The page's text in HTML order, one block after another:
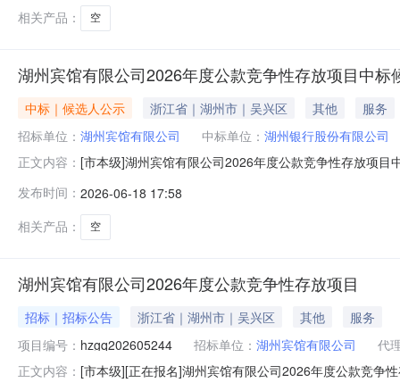
相关产品：
空
湖州宾馆有限公司2026年度公款竞争性存放项目中标
中标｜候选人公示 浙江省｜湖州市｜吴兴区 其他
服务
招标单位： 湖州宾馆有限公司 中标单位： 湖州银行股份有限公司
正文内容： [市本级]湖州宾馆有限公司2026年度公款竞争性存放项
终有效投标银行在4家以上时，取综合得分前4名的投标
家时，则所有有效投标银
发布时间： 2026-06-18 17:58
相关产品：
空
湖州宾馆有限公司2026年度公款竞争性存放项目
招标｜招标公告 浙江省｜湖州市｜吴兴区 其他
服务
项目编号： hzgq202605244 招标单位： 湖州宾馆有限公司
代
正文内容： [市本级][正在报名]湖州宾馆有限公司2026年度公款竞争